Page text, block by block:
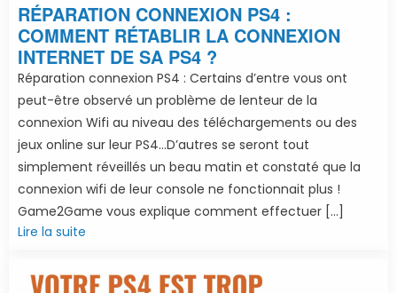
RÉPARATION CONNEXION PS4 :
COMMENT RÉTABLIR LA CONNEXION
INTERNET DE SA PS4 ?
Réparation connexion PS4 : Certains d’entre vous ont
peut-être observé un problème de lenteur de la
connexion Wifi au niveau des téléchargements ou des
jeux online sur leur PS4…D’autres se seront tout
simplement réveillés un beau matin et constaté que la
connexion wifi de leur console ne fonctionnait plus !
Game2Game vous explique comment effectuer […]
Lire la suite